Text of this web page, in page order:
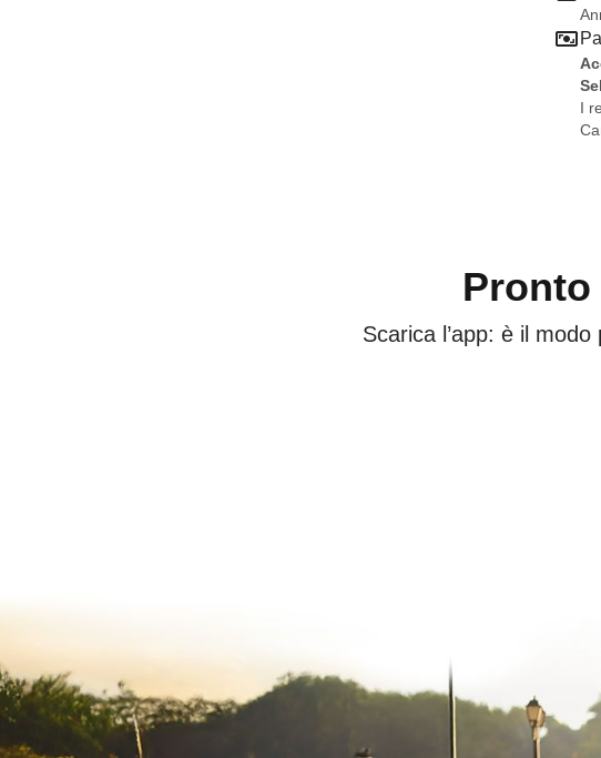
I
Pronto
Scarica l’app: è il